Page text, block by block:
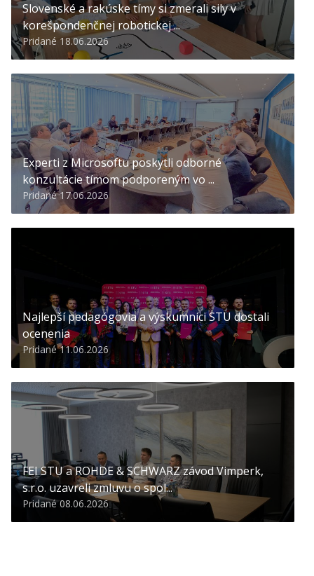
Slovenské a rakúske tímy si zmerali sily v
korešpondenčnej robotickej ...
Pridané 18.06.2026
Experti z Microsoftu poskytli odborné
konzultácie tímom podporeným vo ...
Pridané 17.06.2026
Najlepší pedagógovia a výskumníci STU dostali
ocenenia
Pridané 11.06.2026
FEI STU a ROHDE & SCHWARZ závod Vimperk,
s.r.o. uzavreli zmluvu o spol...
Pridané 08.06.2026